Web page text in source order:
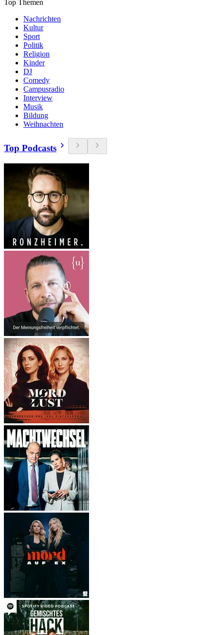
Top Themen
Nachrichten
Kultur
Sport
Politik
Religion
Kinder
DJ
Comedy
Campusradio
Interview
Musik
Bildung
Weihnachten
Top Podcasts